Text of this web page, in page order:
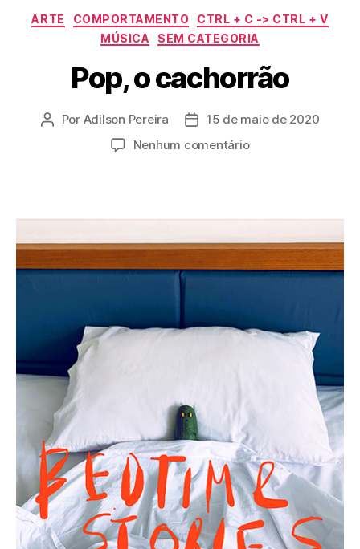
Categorias
ARTE COMPORTAMENTO
CTRL + C -> CTRL + V
MÚSICA
SEM CATEGORIA
Pop, o cachorrão
Autor
Por Adilson Pereira
Data15 de maio de 2020
Nenhum comentárioem